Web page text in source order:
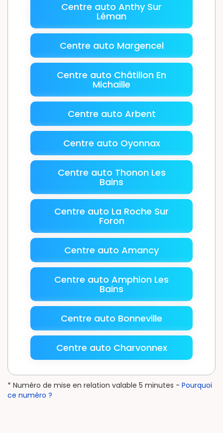
Centre auto Anthy Sur
Léman
Centre auto Margencel
Centre auto Châtillon En
Michaille
Centre auto Arbent
Centre auto Oyonnax
Centre auto Thonon Les
Bains
Centre auto La Roche Sur
Foron
Centre auto Amancy
Centre auto Amphion Les
Bains
Centre auto Bonneville
Centre auto Charvonnex
* Numéro de mise en relation valable 5 minutes - Pourquoi
ce numéro ?